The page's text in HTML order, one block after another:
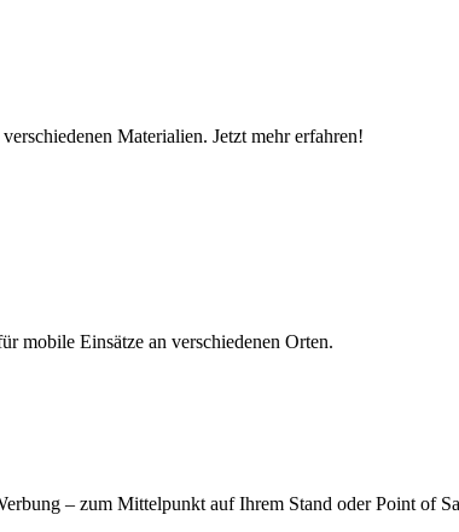
Materialien. Jetzt mehr erfahren!
mobile Einsätze an verschiedenen Orten.
– zum Mittelpunkt auf Ihrem Stand oder Point of